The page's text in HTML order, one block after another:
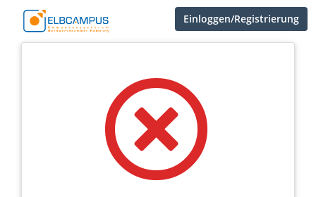
Einloggen/Registrierung